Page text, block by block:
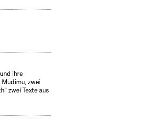
ihre
zwei
zwei Texte aus